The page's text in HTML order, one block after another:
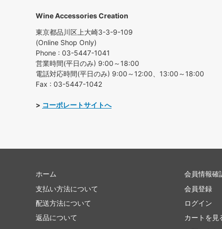
Wine Accessories Creation
東京都品川区上大崎3-3-9-109
(Online Shop Only)
Phone : 03-5447-1041
営業時間(平日のみ) 9:00～18:00
電話対応時間(平日のみ) 9:00～12:00、13:00～18:00
Fax : 03-5447-1042
> コーポレートサイトへ
ホーム
支払い方法について
配送方法について
返品について
会員情報確
会員登録
ログイン
カートを見